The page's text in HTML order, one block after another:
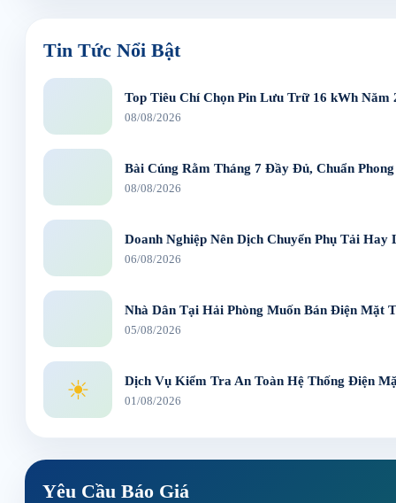
Tin Tức Nổi Bật
Top Tiêu Chí Chọn Pin Lưu Trữ 16 kWh
08/08/2026
Bài Cúng Rằm Tháng 7 Đầy Đủ, Chuẩn
08/08/2026
Doanh Nghiệp Nên Dịch Chuyển Phụ Tải
06/08/2026
Nhà Dân Tại Hải Phòng Muốn Bán Điện Mặt
05/08/2026
☀ Dịch Vụ Kiểm Tra An Toàn Hệ Thống Điện
01/08/2026
Yêu Cầu Báo Giá